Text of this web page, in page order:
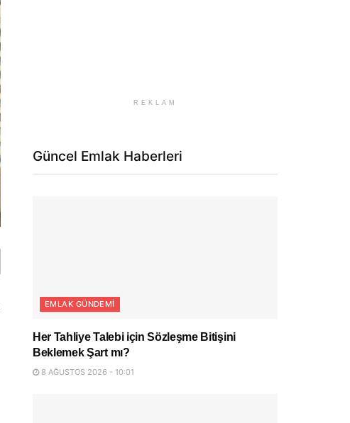
REKLAM
Güncel Emlak Haberleri
EMLAK GÜNDEMI
Her Tahliye Talebi için Sözleşme Bitişini
Beklemek Şart mı?
8 AĞUSTOS 2026 - 10:01